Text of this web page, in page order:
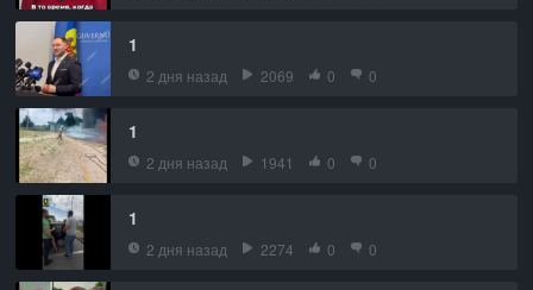
1
2 дня назад 2069 0 0
1
2 дня назад 1941 0 0
1
2 дня назад 2274 0 0